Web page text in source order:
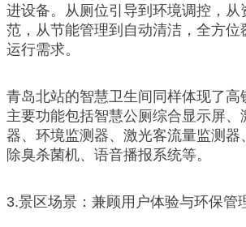
进设备。从厕位引导到环境调控，从
范，从节能管理到自动清洁，全方位
运行需求。
青岛北站的智慧卫生间同样体现了高
主要功能包括智慧公厕综合显示屏、
器、环境监测器、激光客流量监测器
除臭杀菌机、语音播报系统等。
3.景区场景：兼顾用户体验与环保管